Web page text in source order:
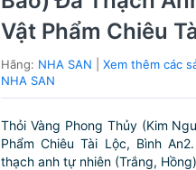
Vật Phẩm Chiêu
Hãng: NHA SAN |Xem thêm các
NHA SAN
Thỏi Vàng Phong Thủy (Kim
Phẩm Chiêu Tài Lộc, Bình
thạch anh tự nhiên (Trắng,